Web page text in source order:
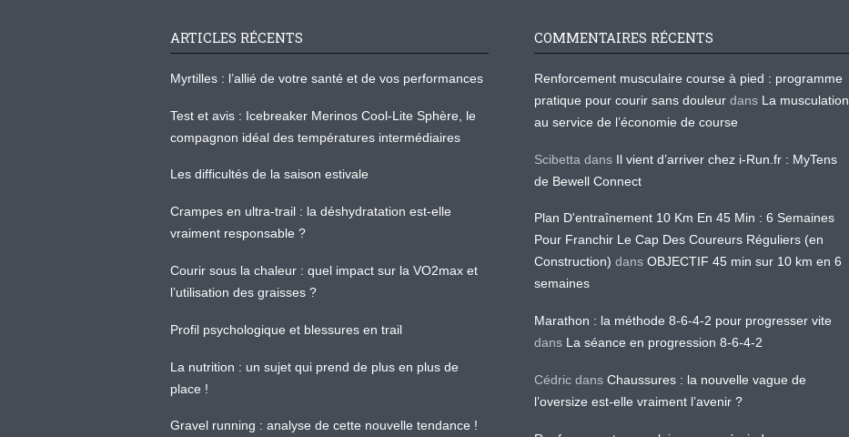
ARTICLES RÉCENTS
Myrtilles : l’allié de votre santé et de vos performances
Test et avis : Icebreaker Merinos Cool-Lite Sphère, le
compagnon idéal des températures intermédiaires
Les difficultés de la saison estivale
Crampes en ultra-trail : la déshydratation est-elle
vraiment responsable ?
Courir sous la chaleur : quel impact sur la VO2max et
l’utilisation des graisses ?
Profil psychologique et blessures en trail
La nutrition : un sujet qui prend de plus en plus de
place !
Gravel running : analyse de cette nouvelle tendance !
COMMENTAIRES RÉCENTS
Renforcement musculaire course à pied : programme
pratique pour courir sans douleur dans La musculation
au service de l’économie de course
Scibetta dans Il vient d’arriver chez i-Run.fr : MyTens
de Bewell Connect
Plan D'entraînement 10 Km En 45 Min : 6 Semaines
Pour Franchir Le Cap Des Coureurs Réguliers (en
Construction) dans OBJECTIF 45 min sur 10 km en 6
semaines
Marathon : la méthode 8-6-4-2 pour progresser vite
dans La séance en progression 8-6-4-2
Cédric dans Chaussures : la nouvelle vague de
l’oversize est-elle vraiment l’avenir ?